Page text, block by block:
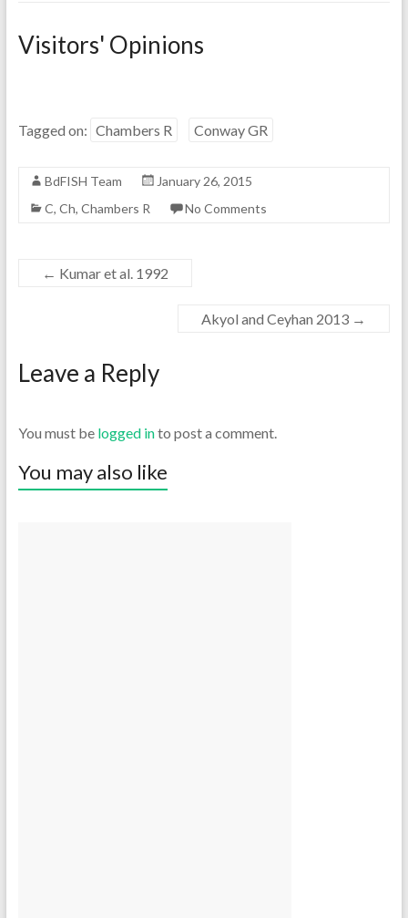
Visitors' Opinions
Tagged on: Chambers R Conway GR
BdFISH Team
January 26, 2015
C, Ch, Chambers R No Comments
← Kumar et al. 1992
Akyol and Ceyhan 2013 →
Leave a Reply
You must be logged into post a comment.
You may also like